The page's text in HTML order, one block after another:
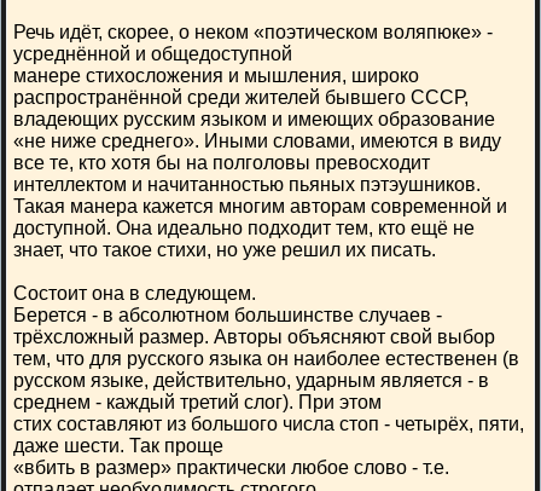
Речь идёт, скорее, о неком «поэтическом воляпюке» -
усреднённой и общедоступной
манере стихосложения и мышления, широко
распространённой среди жителей бывшего СССР,
владеющих русским языком и имеющих образование
«не ниже среднего». Иными словами, имеются в виду
все те, кто хотя бы на полголовы превосходит
интеллектом и начитанностью пьяных пэтэушников.
Такая манера кажется многим авторам современной и
доступной. Она идеально подходит тем, кто ещё не
знает, что такое стихи, но уже решил их писать.
Состоит она в следующем.
Берется - в абсолютном большинстве случаев -
трёхсложный размер. Авторы объясняют свой выбор
тем, что для русского языка он наиболее естественен (в
русском языке, действительно, ударным является - в
среднем - каждый третий слог). При этом
стих составляют из большого числа стоп - четырёх, пяти,
даже шести. Так проще
«вбить в размер» практически любое слово - т.е.